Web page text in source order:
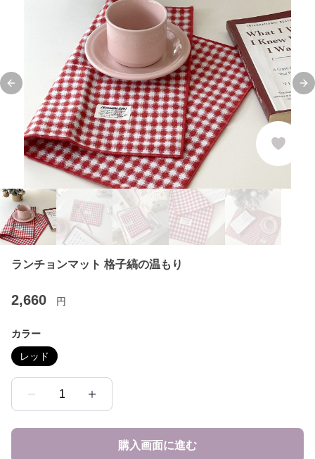
Previous slide
ランチョンマット 格子縞の温もり
2,660 円
カラー
レッド
1
購入画面に進む